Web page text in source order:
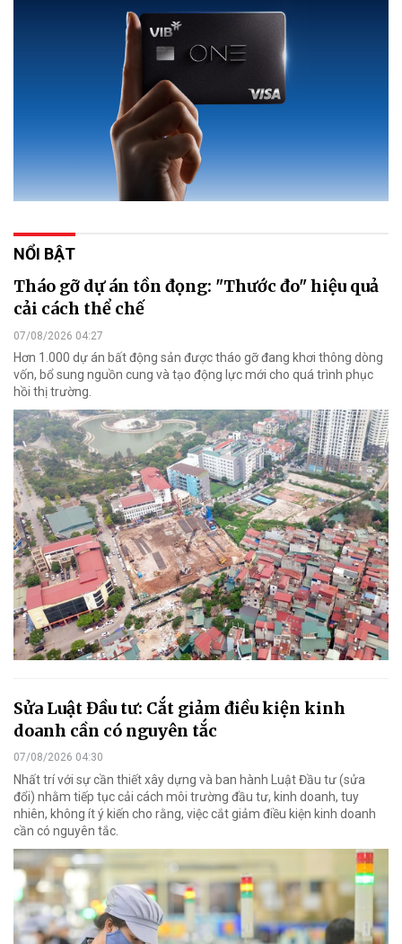
NỔI BẬT
Tháo gỡ dự án tồn đọng: "Thước đo" hiệu quả
cải cách thể chế
07/08/2026 04:27
Hơn 1.000 dự án bất động sản được tháo gỡ đang khơi thông dòng
vốn, bổ sung nguồn cung và tạo động lực mới cho quá trình phục
hồi thị trường.
Sửa Luật Đầu tư: Cắt giảm điều kiện kinh
doanh cần có nguyên tắc
07/08/2026 04:30
Nhất trí với sự cần thiết xây dựng và ban hành Luật Đầu tư (sửa
đổi) nhằm tiếp tục cải cách môi trường đầu tư, kinh doanh, tuy
nhiên, không ít ý kiến cho rằng, việc cắt giảm điều kiện kinh doanh
cần có nguyên tắc.